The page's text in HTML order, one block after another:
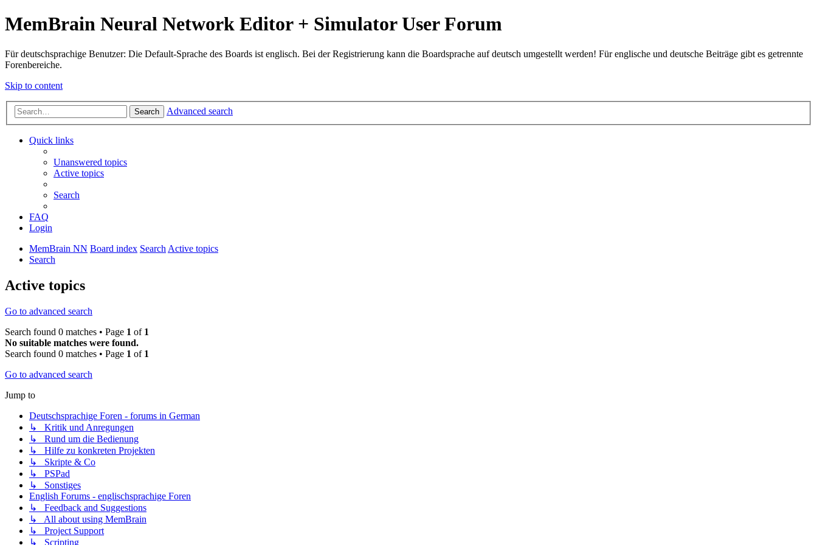
MemBrain Neural Network Editor + Simulator User Forum
Für deutschsprachige Benutzer: Die Default-Sprache des Boards ist englisch. Bei der Registrierung kann die Boardsprache auf deutsch umgestellt werden! Für englische und deutsche Beiträge gibt es getrennte
Forenbereiche.
Skip to content
Search Advanced search
Quick links
Unanswered topics
Active topics
Search
FAQ
Login
MemBrain NN Board index SearchActive topics
Search
Active topics
Go to advanced search
Search found 0 matches • Page 1 of 1
No suitable matches were found.
Search found 0 matches • Page 1 of 1
Go to advanced search
Jump to
Deutschsprachige Foren - forums in German
↳ Kritik und Anregungen
↳ Rund um die Bedienung
↳ Hilfe zu konkreten Projekten
↳ Skripte & Co
↳ PSPad
↳ Sonstiges
English Forums - englischsprachige Foren
↳ Feedback and Suggestions
↳ All about using MemBrain
↳ Project Support
↳ Scripting